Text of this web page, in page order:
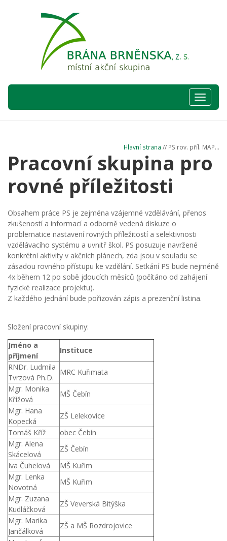
Hlavní
nabídka
Hlavní strana // PS rov. příl. MAP...
Pracovní skupina pro
rovné příležitosti
Obsahem práce PS je zejména vzájemné vzdělávání, přenos
zkušeností a informací a odborně vedená diskuze o
problematice nastavení rovných příležitostí a selektivnosti
vzdělávacího systému a uvnitř škol. PS posuzuje navržené
konkrétní aktivity v akčních plánech, zda jsou v souladu se
zásadou rovného přístupu ke vzdělání. Setkání PS bude nejméně
4x během 12 po sobě jdoucích měsíců (počítáno od zahájení
fyzické realizace projektu).
Z každého jednání bude pořizován zápis a prezenční listina.
Složení pracovní skupiny:
Jméno a
příjmení
Instituce
RNDr. Ludmila
Tvrzová Ph.D.
MRC Kuřimata
Mgr. Monika
Křížová
MŠ Čebín
Mgr. Hana
Kopecká
ZŠ Lelekovice
Tomáš Kříž
obec Čebín
Mgr. Alena
Skácelová
ZŠ Čebín
Iva Čuhelová
MŠ Kuřim
Mgr. Lenka
Novotná
MŠ Kuřim
Mgr. Zuzana
Kudláčková
ZŠ Veverská Bítýška
Mgr. Marika
Jančálková
ZŠ a MŠ Rozdrojovice